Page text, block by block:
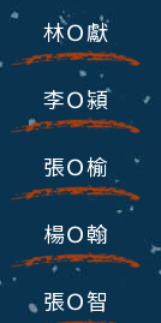
林Ｏ獻
李Ｏ潁
張Ｏ榆
楊Ｏ翰
張Ｏ智